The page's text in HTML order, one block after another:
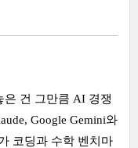
은 건 그만큼 AI 경쟁
Google Gemini와
코딩과 수학 벤치마